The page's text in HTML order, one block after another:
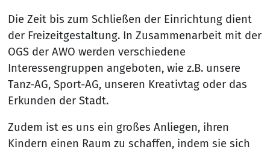
Die Zeit bis zum Schließen der Einrichtung dient
der Freizeitgestaltung. In Zusammenarbeit mit der
OGS der AWO werden verschiedene
Interessengruppen angeboten, wie z.B. unsere
Tanz-AG, Sport-AG, unseren Kreativtag oder das
Erkunden der Stadt.
Zudem ist es uns ein großes Anliegen, ihren
Kindern einen Raum zu schaffen, indem sie sich